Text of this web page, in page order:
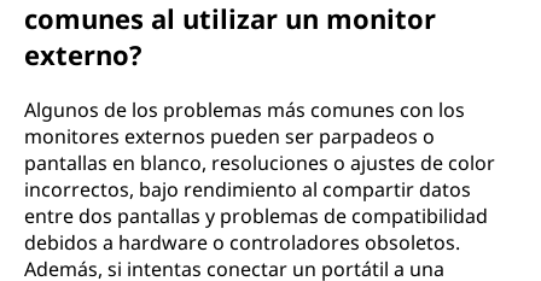
comunes al utilizar un monitor
externo?
Algunos de los problemas más comunes con los
monitores externos pueden ser parpadeos o
pantallas en blanco, resoluciones o ajustes de color
incorrectos, bajo rendimiento al compartir datos
entre dos pantallas y problemas de compatibilidad
debidos a hardware o controladores obsoletos.
Además, si intentas conectar un portátil a una